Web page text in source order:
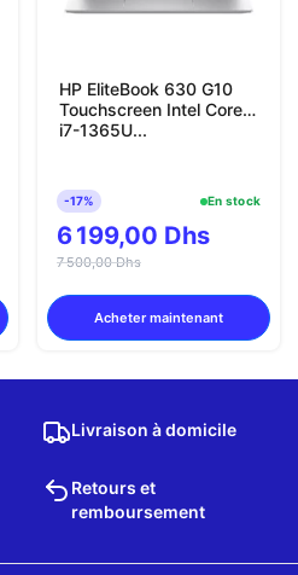
HP EliteBook 630 G10
Touchscreen Intel Core
i7-1365U...
-17% En stock
6 199,00 Dhs
7 500,00 Dhs
Acheter maintenant
Livraison à domicile
Retours et
remboursement